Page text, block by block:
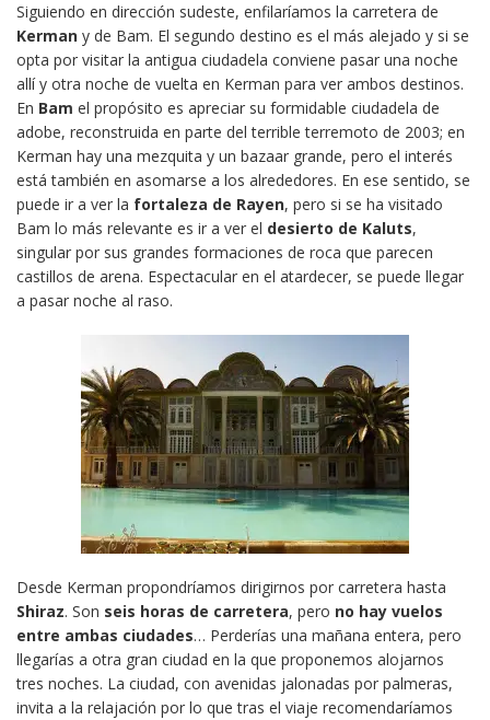
Siguiendo en dirección sudeste, enfilaríamos la carretera de
Kerman y de Bam. El segundo destino es el más alejado y si se
opta por visitar la antigua ciudadela conviene pasar una noche
allí y otra noche de vuelta en Kerman para ver ambos destinos.
En Bam el propósito es apreciar su formidable ciudadela de
adobe, reconstruida en parte del terrible terremoto de 2003; en
Kerman hay una mezquita y un bazaar grande, pero el interés
está también en asomarse a los alrededores. En ese sentido, se
puede ir a ver la fortaleza de Rayen, pero si se ha visitado
Bam lo más relevante es ir a ver el desierto de Kaluts,
singular por sus grandes formaciones de roca que parecen
castillos de arena. Espectacular en el atardecer, se puede llegar
a pasar noche al raso.
Desde Kerman propondríamos dirigirnos por carretera hasta
Shiraz. Son seis horas de carretera, pero no hay vuelos
entre ambas ciudades… Perderías una mañana entera, pero
llegarías a otra gran ciudad en la que proponemos alojarnos
tres noches. La ciudad, con avenidas jalonadas por palmeras,
invita a la relajación por lo que tras el viaje recomendaríamos